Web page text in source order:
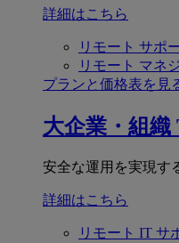
詳細はこちら
リモート サポ
リモート マネ
プランと価格表を見
大企業・組織
安全な運用を実現す
詳細はこちら
リモート IT サ